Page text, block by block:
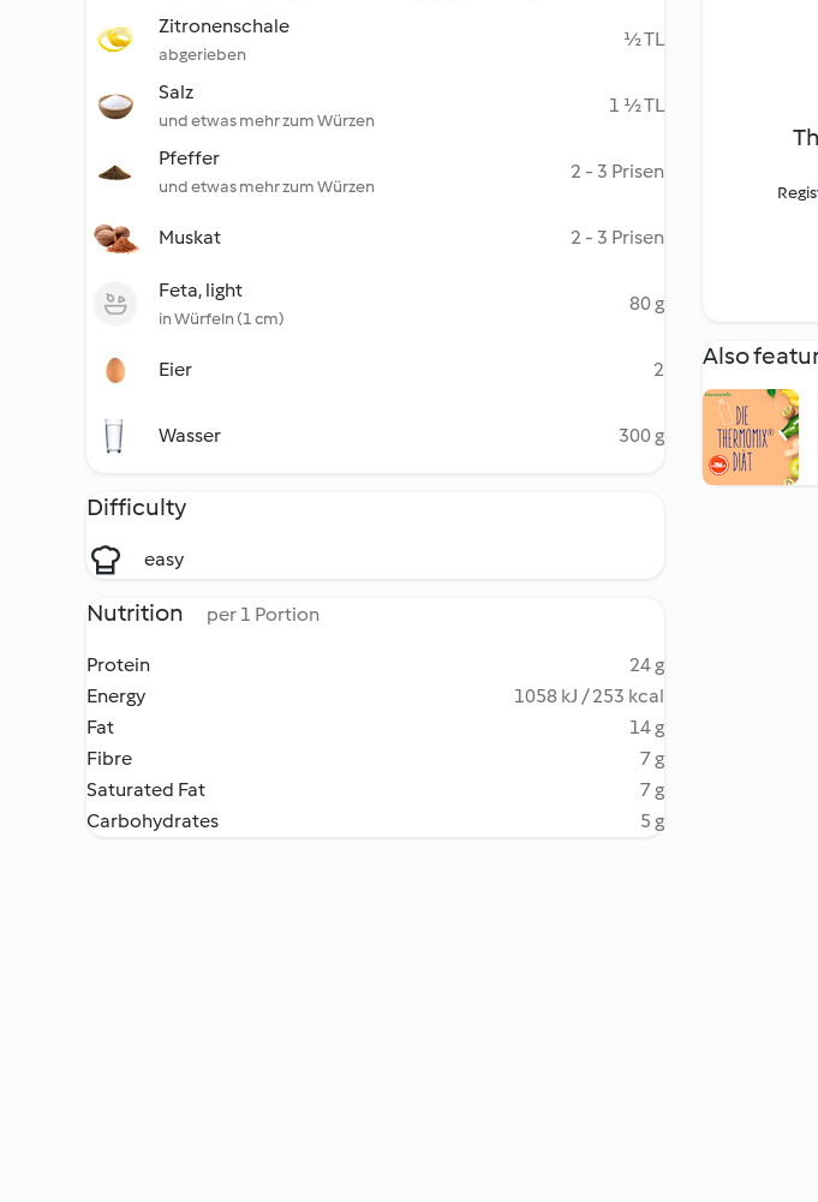
Zitronenschale
abgerieben
½ TL
Salz
und etwas mehr zum Würzen
1 ½ TL
Pfeffer
und etwas mehr zum Würzen
2 - 3 Prisen
Muskat 2 - 3 Prisen
Feta, light
in Würfeln (1 cm)
80 g
Eier 2
Wasser 300 g
Difficulty
easy
Nutrition per 1 Portion
Protein
24 g
Energy
1058 kJ / 253 kcal
Fat
14 g
Fibre
7 g
Saturated Fat
7 g
Carbohydrates
5 g
Also